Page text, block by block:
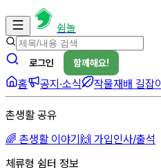
쉼놀
로그인 함께해요!
홈 공지·소식 작물재배 길잡이
촌생활 공유
🌈 촌생활 이야기🙌 가입인사/출석
체류형 쉼터 정보